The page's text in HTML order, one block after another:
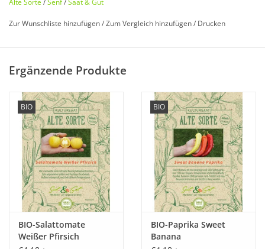
Historisches Saatgut von Saat & Gut
Entdecken Sie unserenseltenen historischen Senfwieder,
der fast in Vergessenheit geraten ist!
Als eine derältestenGewürzpflanzen Mitteleuropas, gehört
der schwarze Senf auch heute noch zu den Beliebtesten.
Ursprünglich aus dem Mittelmeerraum stammend, werden
die namensgebendendunklen schwarzenKörner zur
Herstellung von Speisesenf und Ölen verwendet.
Alte Sorte /Senf/Saat & Gut
Zur Wunschliste hinzufügen/Zum Vergleich hinzufügen/ Drucken
Ergänzende Produkte
BIO
BIO-Salattomate
Weißer Pfirsich
BIO
BIO-Paprika Sweet
Banana